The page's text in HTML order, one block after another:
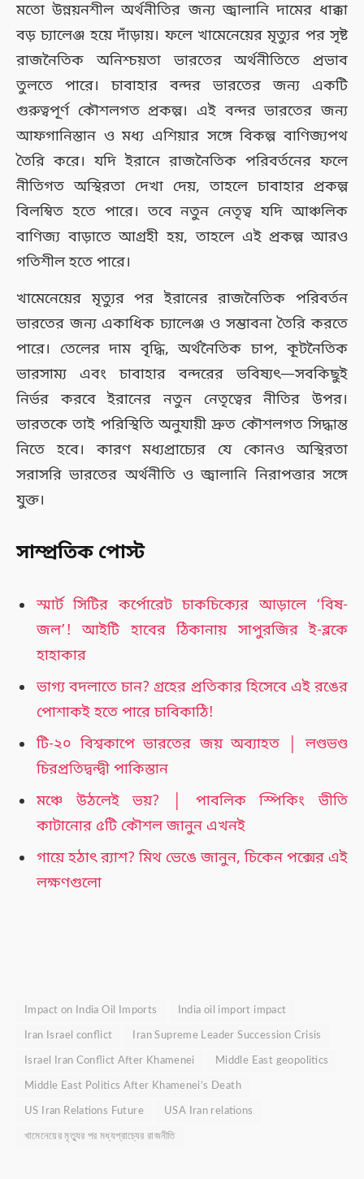
মতো উন্নয়নশীল অর্থনীতির জন্য জ্বালানি দামের ধাক্কা
বড় চ্যালেঞ্জ হয়ে দাঁড়ায়। ফলে খামেনেয়ের মৃত্যুর পর সৃষ্ট
রাজনৈতিক অনিশ্চয়তা ভারতের অর্থনীতিতে প্রভাব
তুলতে পারে। চাবাহার বন্দর ভারতের জন্য একটি
গুরুত্বপূর্ণ কৌশলগত প্রকল্প। এই বন্দর ভারতের জন্য
আফগানিস্তান ও মধ্য এশিয়ার সঙ্গে বিকল্প বাণিজ্যপথ
তৈরি করে। যদি ইরানে রাজনৈতিক পরিবর্তনের ফলে
নীতিগত অস্থিরতা দেখা দেয়, তাহলে চাবাহার প্রকল্প
বিলম্বিত হতে পারে। তবে নতুন নেতৃত্ব যদি আঞ্চলিক
বাণিজ্য বাড়াতে আগ্রহী হয়, তাহলে এই প্রকল্প আরও
গতিশীল হতে পারে।
খামেনেয়ের মৃত্যুর পর ইরানের রাজনৈতিক পরিবর্তন
ভারতের জন্য একাধিক চ্যালেঞ্জ ও সম্ভাবনা তৈরি করতে
পারে। তেলের দাম বৃদ্ধি, অর্থনৈতিক চাপ, কূটনৈতিক
ভারসাম্য এবং চাবাহার বন্দরের ভবিষ্যৎ—সবকিছুই
নির্ভর করবে ইরানের নতুন নেতৃত্বের নীতির উপর।
ভারতকে তাই পরিস্থিতি অনুযায়ী দ্রুত কৌশলগত সিদ্ধান্ত
নিতে হবে। কারণ মধ্যপ্রাচ্যের যে কোনও অস্থিরতা
সরাসরি ভারতের অর্থনীতি ও জ্বালানি নিরাপত্তার সঙ্গে
যুক্ত।
সাম্প্রতিক পোস্ট
স্মার্ট সিটির কর্পোরেট চাকচিক্যের আড়ালে ‘বিষ-
জল’! আইটি হাবের ঠিকানায় সাপুরজির ই-ব্লকে
হাহাকার
ভাগ্য বদলাতে চান? গ্রহের প্রতিকার হিসেবে এই রঙের
পোশাকই হতে পারে চাবিকাঠি!
টি-২০ বিশ্বকাপে ভারতের জয় অব্যাহত │ লণ্ডভণ্ড
চিরপ্রতিদ্বন্দ্বী পাকিস্তান
মঞ্চে উঠলেই ভয়? │ পাবলিক স্পিকিং ভীতি
কাটানোর ৫টি কৌশল জানুন এখনই
গায়ে হঠাৎ র‍্যাশ? মিথ ভেঙে জানুন, চিকেন পক্সের এই
লক্ষণগুলো
Impact on India Oil Imports India oil import impact
Iran Israel conflict Iran Supreme Leader Succession Crisis
Israel Iran Conflict After Khamenei Middle East geopolitics
Middle East Politics After Khamenei’s Death
US Iran Relations Future USA Iran relations
খামেনেয়ের মৃত্যুর পর মধ্যপ্রাচ্যের রাজনীতি